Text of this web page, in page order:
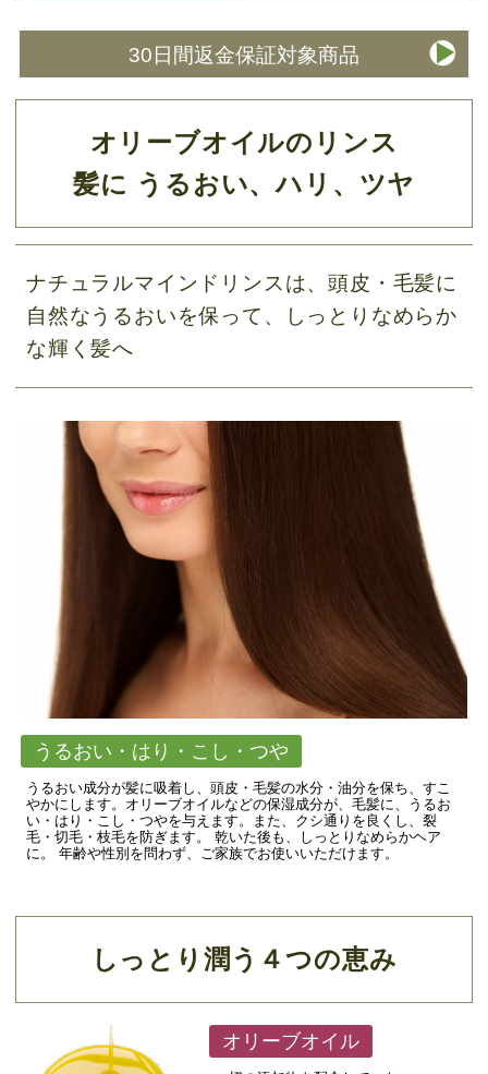
30日間返金保証対象商品
オリーブオイルのリンス
髪に うるおい、ハリ、ツヤ
ナチュラルマインドリンスは、頭皮・毛髪に
自然なうるおいを保って、しっとりなめらか
な輝く髪へ
うるおい・はり・こし・つや
うるおい成分が髪に吸着し、頭皮・毛髪の水分・油分を保ち、すこ
やかにします。オリーブオイルなどの保湿成分が、毛髪に、うるお
い・はり・こし・つやを与えます。また、クシ通りを良くし、裂
毛・切毛・枝毛を防ぎます。 乾いた後も、しっとりなめらかヘア
に。 年齢や性別を問わず、ご家族でお使いいただけます。
しっとり潤う４つの恵み
オリーブオイル